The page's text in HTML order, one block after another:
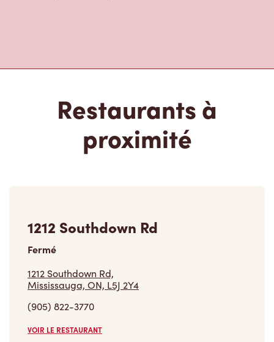
Restaurants à
proximité
1212 Southdown Rd
Fermé
1212 Southdown Rd,
Mississauga, ON, L5J 2Y4
(905) 822-3770
VOIR LE RESTAURANT